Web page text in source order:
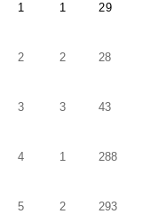
1 1 29
2 2 28
3 3 43
4 1 288
5 2 293